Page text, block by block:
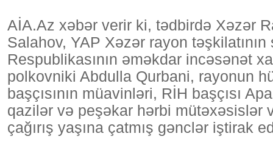
AİA.Az xəbər verir ki, tədbirdə Xəzər
Salahov, YAP Xəzər rayon
Respublikasının əməkdar incəsənət
polkovniki Abdulla Qurbani, rayonun
başçısının müavinləri, RİH başçısı
qazilər və peşəkar hərbi mütəxəsislər
çağırış yaşına çatmış gənclər iştirak